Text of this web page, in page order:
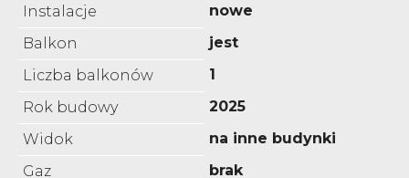
Instalacje
nowe
Balkon
jest
Liczba balkonów
1
Rok budowy
2025
Widok
na inne budynki
Gaz
brak